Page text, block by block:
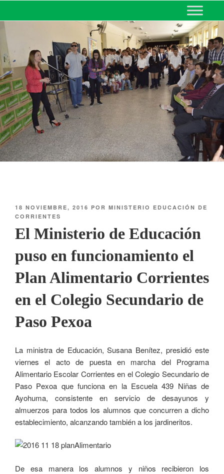
MINISTERIO DE EDUCACIÓN
DE CORRIENTES
18 NOVIEMBRE, 2016 POR MINISTERIO EDUCACIÓN DE
CORRIENTES
El Ministerio de Educación
puso en funcionamiento el
Plan Alimentario Corrientes
en el Colegio Secundario de
Paso Pexoa
La ministra de Educación, Susana Benítez, presidió este
viernes el acto de puesta en marcha del Programa
Alimentario Escolar Corrientes en el Colegio Secundario de
Paso Pexoa que funciona en la Escuela 439 Niñas de
Ayohuma, consistente en servicio de desayunos y
almuerzos para todos los alumnos que concurren a dicho
establecimiento, alcanzando también a los jardineritos.
De esa manera los alumnos y niños recibieron los